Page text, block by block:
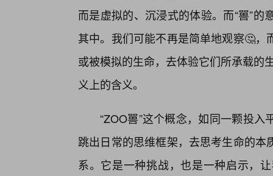
而是虚拟的、沉浸式的体验。而“嘼”
其中。我们可能不再是简单地观察🤔
或被模拟的生命，去体验它们所承载的
义上的含义。
“ZOO嘼”这个概念，如同一颗投
跳出日常的思维框架，去思考生命的
系。它是一种挑战，也是一种启示，